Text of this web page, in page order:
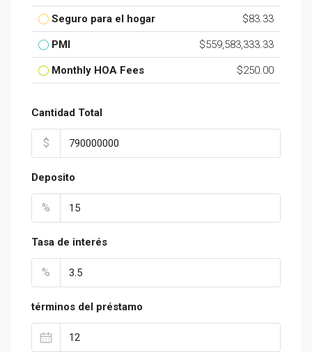
Seguro para el hogar $83.33
PMI $559,583,333.33
Monthly HOA Fees $250.00
Cantidad Total
$
Deposito
%
Tasa de interés
%
términos del préstamo